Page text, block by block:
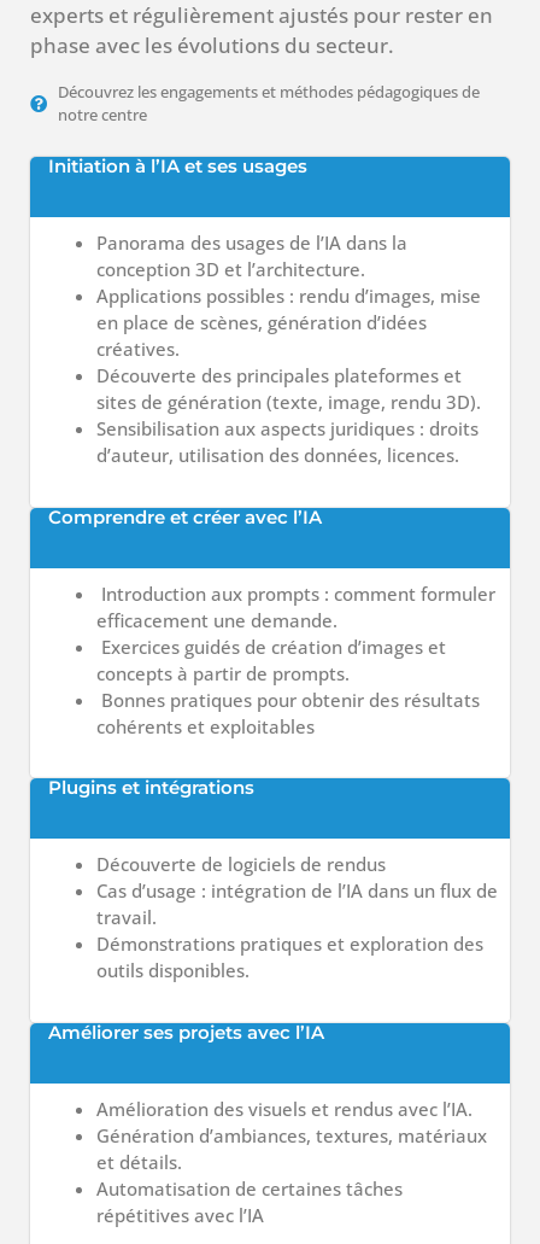
experts et régulièrement ajustés pour rester en
phase avec les évolutions du secteur.
Découvrez les engagements et méthodes pédagogiques de
notre centre
Initiation à l’IA et ses usages
Panorama des usages de l’IA dans la
conception 3D et l’architecture.
Applications possibles : rendu d’images, mise
en place de scènes, génération d’idées
créatives.
Découverte des principales plateformes et
sites de génération (texte, image, rendu 3D).
Sensibilisation aux aspects juridiques : droits
d’auteur, utilisation des données, licences.
Comprendre et créer avec l’IA
Introduction aux prompts : comment formuler
efficacement une demande.
Exercices guidés de création d’images et
concepts à partir de prompts.
Bonnes pratiques pour obtenir des résultats
cohérents et exploitables
Plugins et intégrations
Découverte de logiciels de rendus
Cas d’usage : intégration de l’IA dans un flux de
travail.
Démonstrations pratiques et exploration des
outils disponibles.
Améliorer ses projets avec l’IA
Amélioration des visuels et rendus avec l’IA.
Génération d’ambiances, textures, matériaux
et détails.
Automatisation de certaines tâches
répétitives avec l’IA